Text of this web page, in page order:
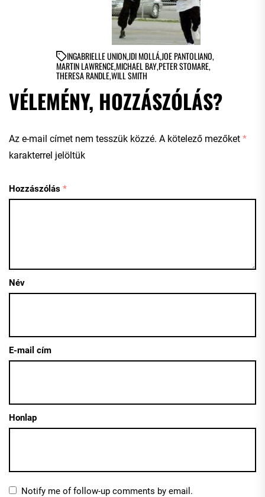
INGABRIELLE UNION,JDI MOLLÁ,JOE PANTOLIANO,
MARTIN LAWRENCE,MICHAEL BAY,PETER STOMARE,
THERESA RANDLE,WILL SMITH
VÉLEMÉNY, HOZZÁSZÓLÁS?
Az e-mail címet nem tesszük közzé. A kötelező mezőket *
karakterrel jelöltük
Hozzászólás *
Név
E-mail cím
Honlap
Notify me of follow-up comments by email.